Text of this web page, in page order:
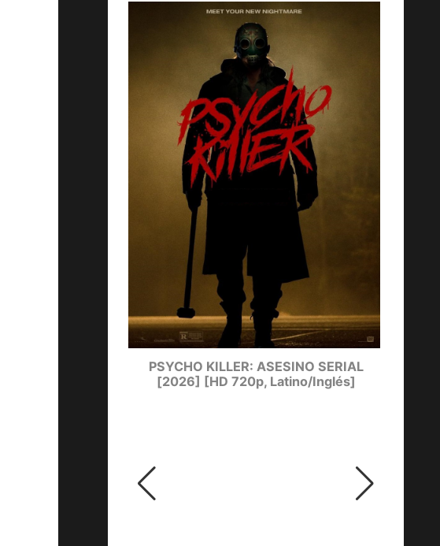
PSYCHO KILLER: ASESINO SERIAL
[2026] [HD 720p, Latino/Inglés]